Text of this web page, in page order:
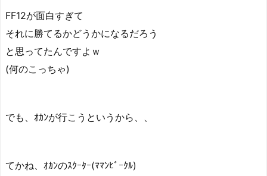
FF12が面白すぎて
それに勝てるかどうかになるだろう
と思ってたんですよｗ
(何のこっちゃ)
でも、ｵｶﾝが行こうというから、、
てかね、ｵｶﾝのｽｸｰﾀｰ(ﾏﾏﾝﾋﾞｰｸﾙ)